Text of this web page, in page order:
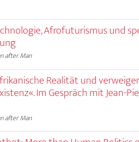
Afrofuturismus und
after Man
Realität und
Im Gespräch mit Jean-
after Man